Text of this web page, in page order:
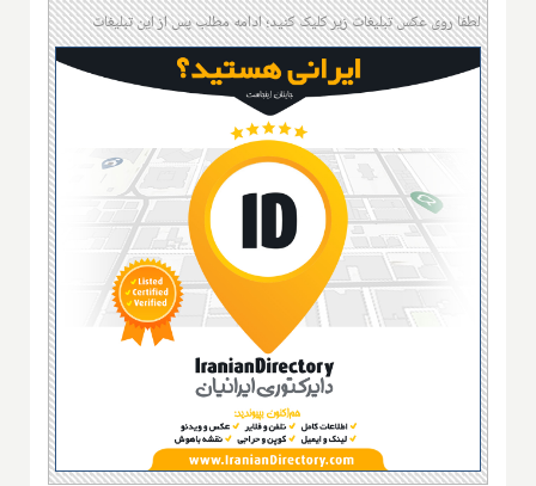
لطفا روی عکس تبلیغات زیر کلیک کنید؛ ادامه مطلب پس از این تبلیغات